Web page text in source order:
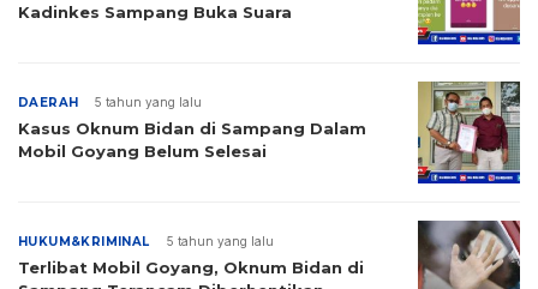
Kadinkes Sampang Buka Suara
DAERAH 5 tahun yang lalu
Kasus Oknum Bidan di Sampang Dalam
Mobil Goyang Belum Selesai
HUKUM&KRIMINAL 5 tahun yang lalu
Terlibat Mobil Goyang, Oknum Bidan di